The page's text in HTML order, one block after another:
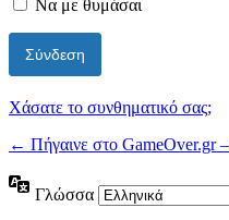
Να με θυμάσαι
Χάσατε το συνθηματικό σας;
← Πήγαινε στο GameOver.gr
Γλώσσα